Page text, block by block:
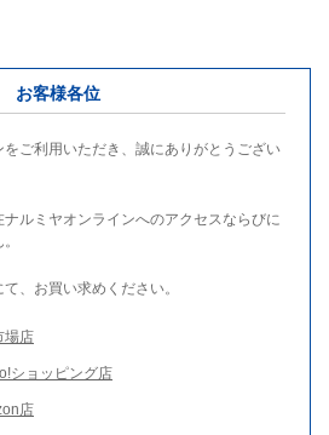
お客様各位
ご利用いただき、誠にありがとうござい
ルミヤオンラインへのアクセスならびに
、お買い求めください。
場店
ショッピング店
店